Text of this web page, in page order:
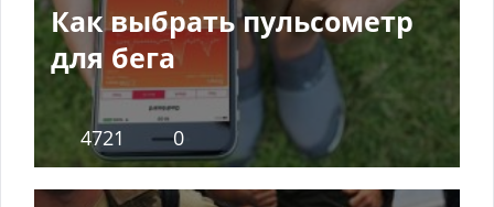
Как выбрать пульсометр
для бега
4721 0